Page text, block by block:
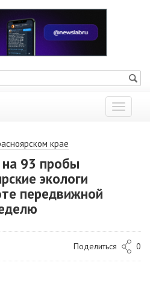
Показать
меню
крае
93 пробы
экологи
передвижной
Поделиться 0